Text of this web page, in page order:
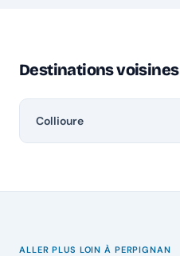
Destinations voisines
Collioure
ALLER PLUS LOIN À PERPIGNAN